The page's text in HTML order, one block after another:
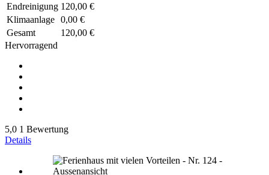
Endreinigung 120,00 €
Klimaanlage 0,00 €
Gesamt
120,00 €
Hervorragend
5,0 1 Bewertung
Details